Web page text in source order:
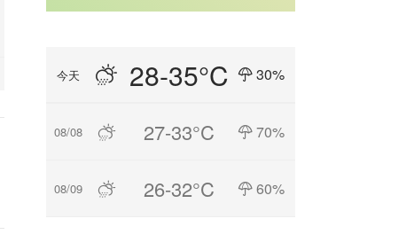
今天 28-35°C 30%
08/08 27-33°C 70%
08/09 26-32°C 60%